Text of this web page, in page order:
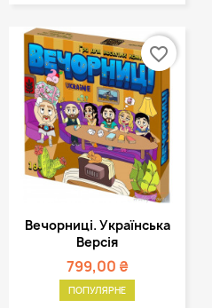
Вечорниці. Українська
Версія
799,00 ₴
ПОПУЛЯРНЕ
favorite_border